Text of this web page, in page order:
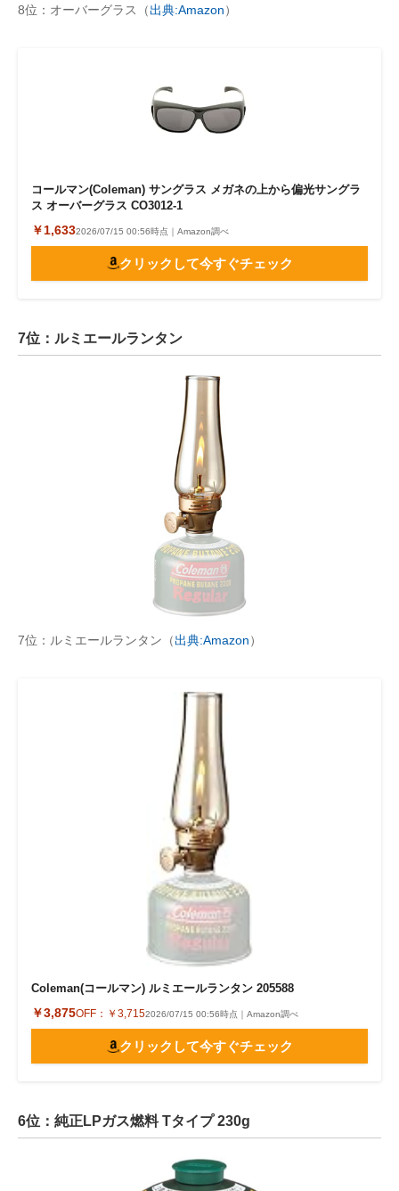
8位：オーバーグラス（出典:Amazon）
コールマン(Coleman) サングラス メガネの上から偏光サングラ
ス オーバーグラス CO3012-1
￥1,6332026/07/15 00:56時点｜Amazon調べ
クリックして今すぐチェック
7位：ルミエールランタン
7位：ルミエールランタン（出典:Amazon）
Coleman(コールマン) ルミエールランタン 205588
￥3,875OFF： ￥3,7152026/07/15 00:56時点｜Amazon調べ
クリックして今すぐチェック
6位：純正LPガス燃料 Tタイプ 230g